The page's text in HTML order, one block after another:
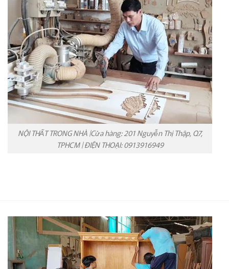
NỘI THẤT TRONG NHÀ |Cửa hàng: 201 Nguyễn Thị Thập, Q7,
TPHCM | ĐIỆN THOẠI: 0913916949